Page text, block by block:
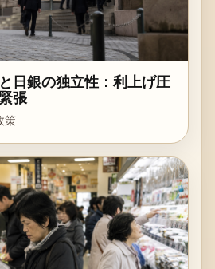
日銀の独立性：利上げ圧
張
策